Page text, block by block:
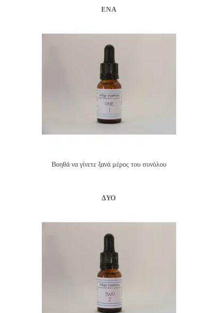
ΈΝΑ
Βοηθά να γίνετε ξανά μέρος του συνόλου
ΔΎΟ